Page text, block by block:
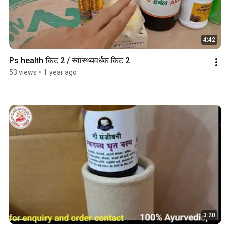
4:42
Ps health किट 2 / स्वास्थ्यवर्धक किट 2
53 views • 1 year ago
3:20